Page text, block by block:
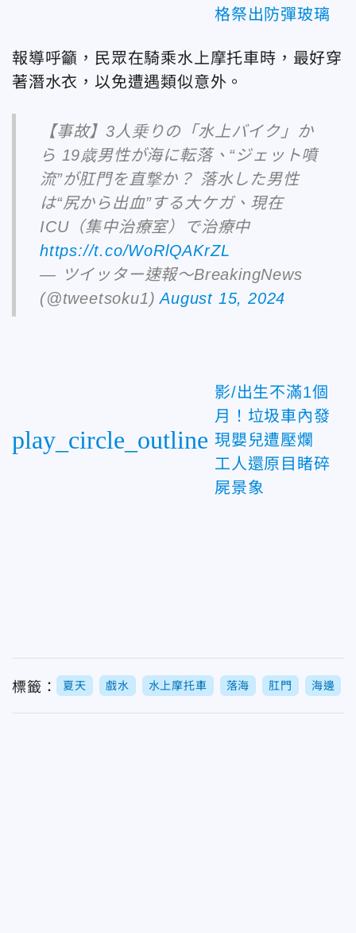
格祭出防彈玻璃
報導呼籲，民眾在騎乘水上摩托車時，最好穿
著潛水衣，以免遭遇類似意外。
【事故】3人乗りの「水上バイク」か
ら 19歳男性が海に転落、“ジェット噴
流”が肛門を直撃か？ 落水した男性
は“尻から出血”する大ケガ、現在
ICU（集中治療室）で治療中
https://t.co/WoRlQAKrZL
— ツイッター速報〜BreakingNews
(@tweetsoku1)August 15, 2024
play_circle_outline
影/出生不滿1個
月！垃圾車內發
現嬰兒遭壓爛
工人還原目睹碎
屍景象
標籤： 夏天 戲水 水上摩托車 落海 肛門 海邊